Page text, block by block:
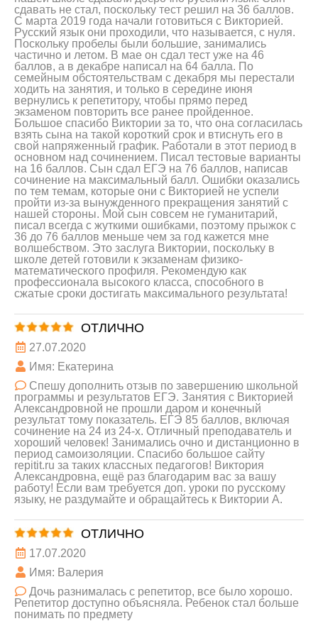
сдавать не стал, поскольку тест решил на 36 баллов.
С марта 2019 года начали готовиться с Викторией.
Русский язык они проходили, что называется, с нуля.
Поскольку пробелы были большие, занимались
частично и летом. В мае он сдал тест уже на 46
баллов, а в декабре написал на 64 балла. По
семейным обстоятельствам с декабря мы перестали
ходить на занятия, и только в середине июня
вернулись к репетитору, чтобы прямо перед
экзаменом повторить все ранее пройденное.
Большое спасибо Виктории за то, что она согласилась
взять сына на такой короткий срок и втиснуть его в
свой напряженный график. Работали в этот период в
основном над сочинением. Писал тестовые варианты
на 16 баллов. Сын сдал ЕГЭ на 76 баллов, написав
сочинение на максимальный балл. Ошибки оказались
по тем темам, которые они с Викторией не успели
пройти из-за вынужденного прекращения занятий с
нашей стороны. Мой сын совсем не гуманитарий,
писал всегда с жуткими ошибками, поэтому прыжок с
36 до 76 баллов меньше чем за год кажется мне
волшебством. Это заслуга Виктории, поскольку в
школе детей готовили к экзаменам физико-
математического профиля. Рекомендую как
профессионала высокого класса, способного в
сжатые сроки достигать максимального результата!
ОТЛИЧНО
27.07.2020
Имя: Екатерина
Спешу дополнить отзыв по завершению школьной
программы и результатов ЕГЭ. Занятия с Викторией
Александровной не прошли даром и конечный
результат тому показатель. ЕГЭ 85 баллов, включая
сочинение на 24 из 24-х. Отличный преподаватель и
хороший человек! Занимались очно и дистанционно в
период самоизоляции. Спасибо большое сайту
repitit.ru за таких классных педагогов! Виктория
Александровна, ещё раз благодарим вас за вашу
работу! Если вам требуется доп. уроки по русскому
языку, не раздумайте и обращайтесь к Виктории А.
ОТЛИЧНО
17.07.2020
Имя: Валерия
Дочь разнималась с репетитор, все было хорошо.
Репетитор доступно объясняла. Ребенок стал больше
понимать по предмету